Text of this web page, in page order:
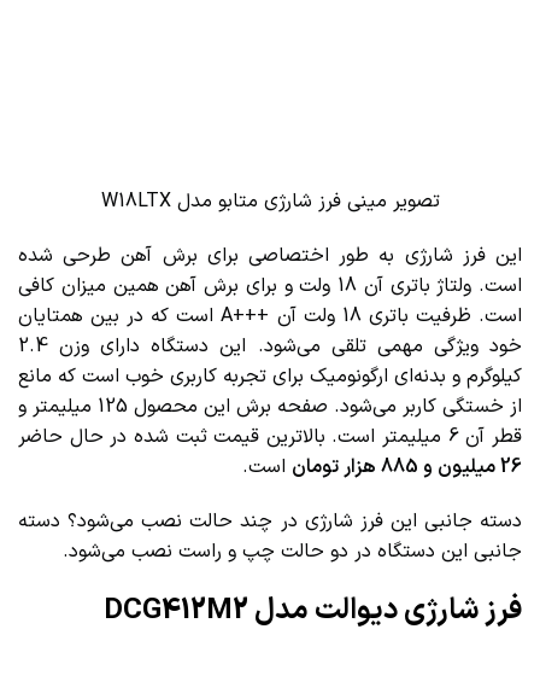
تصویر مینی فرز شارژی متابو مدل W18LTX
این فرز شارژی به طور اختصاصی برای برش آهن طرحی شده
است. ولتاژ باتری آن 18 ولت و برای برش آهن همین میزان کافی
است. ظرفیت باتری 18 ولت آن +++A است که در بین همتایان
خود ویژگی مهمی تلقی می‌شود. این دستگاه دارای وزن 2.4
کیلوگرم و بدنه‌ای ارگونومیک برای تجربه کاربری خوب است که مانع
از خستگی کاربر می‌شود. صفحه برش این محصول 125 میلیمتر و
قطر آن 6 میلیمتر است. بالاترین قیمت ثبت شده در حال حاضر
26 میلیون و 885 هزار تومان
است.
دسته جانبی این فرز شارژی در چند حالت نصب می‌شود؟ دسته
جانبی این دستگاه در دو حالت چپ و راست نصب می‌شود.
فرز شارژی دیوالت مدل DCG412M2